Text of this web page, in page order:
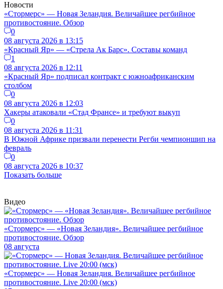
Новости
«Стормерс» — Новая Зеландия. Величайшее регбийное
противостояние. Обзор
0
08 августа 2026 в 13:15
«Красный Яр» — «Стрела Ак Барс». Составы команд
1
08 августа 2026 в 12:11
«Красный Яр» подписал контракт с южноафриканским
столбом
0
08 августа 2026 в 12:03
Хакеры атаковали «Стад Франсе» и требуют выкуп
0
08 августа 2026 в 11:31
В Южной Африке призвали перенести Регби чемпионшип на
февраль
0
08 августа 2026 в 10:37
Показать больше
Видео
«Стормерс» — «Новая Зеландия». Величайшее регбийное
противостояние. Обзор
08 августа
«Стормерс» — Новая Зеландия. Величайшее регбийное
противостояние. Live 20:00 (мск)